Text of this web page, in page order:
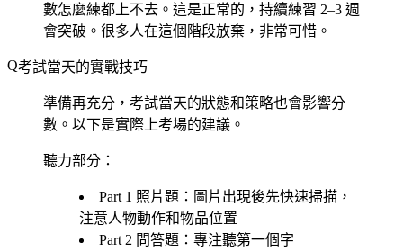
數怎麼練都上不去。這是正常的，持續練習 2–3 週
會突破。很多人在這個階段放棄，非常可惜。
考試當天的實戰技巧
準備再充分，考試當天的狀態和策略也會影響分
數。以下是實際上考場的建議。
聽力部分：
Part 1 照片題：圖片出現後先快速掃描，
注意人物動作和物品位置
Part 2 問答題：專注聽第一個字